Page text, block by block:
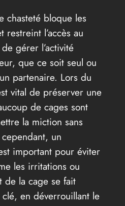
chasteté bloque les
l’accès au
gérer l’activité
que ce soit seul ou
partenaire. Lors du
vital de préserver une
de cages sont
la miction sans
un
important pour éviter
les irritations ou
de la cage se fait
en déverrouillant le